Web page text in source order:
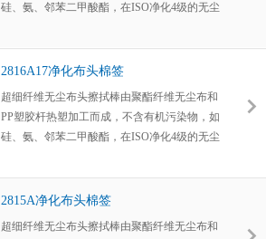
硅、氨、邻苯二甲酸酯，在ISO净化4级的无尘
热封边紧紧锁死切边，有效防止微尘粒产生，
无尘布具有优越的耐磨性和洁净性能，可反复
2816A17净化布头棉签
超细纤维无尘布头擦拭棒由聚酯纤维无尘布和
PP塑胶杆热塑加工而成，不含有机污染物，如
硅、氨、邻苯二甲酸酯，在ISO净化4级的无尘
热封边紧紧锁死切边，有效防止微尘粒产生，
无尘布具有优越的耐磨性和洁净性能，可反复
2815A净化布头棉签
超细纤维无尘布头擦拭棒由聚酯纤维无尘布和